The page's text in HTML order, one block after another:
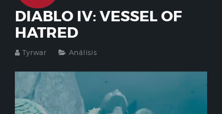
DIABLO IV: VESSEL OF
HATRED
Tyrwar Análisis